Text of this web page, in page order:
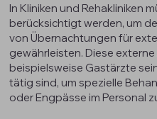
In Kliniken und Rehakliniken
berücksichtigt werden, um
von Übernachtungen für
gewährleisten. Diese
beispielsweise Gastärzte
tätig sind, um spezielle
oder Engpässe im Personal